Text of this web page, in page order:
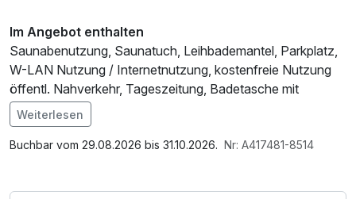
Im Angebot enthalten
Saunabenutzung, Saunatuch, Leihbademantel, Parkplatz,
W-LAN Nutzung / Internetnutzung, kostenfreie Nutzung
öffentl. Nahverkehr, Tageszeitung, Badetasche mit
Bademantel und -tücher
Weiterlesen
Buchbar vom 29.08.2026 bis 31.10.2026. Nr: A417481-8514